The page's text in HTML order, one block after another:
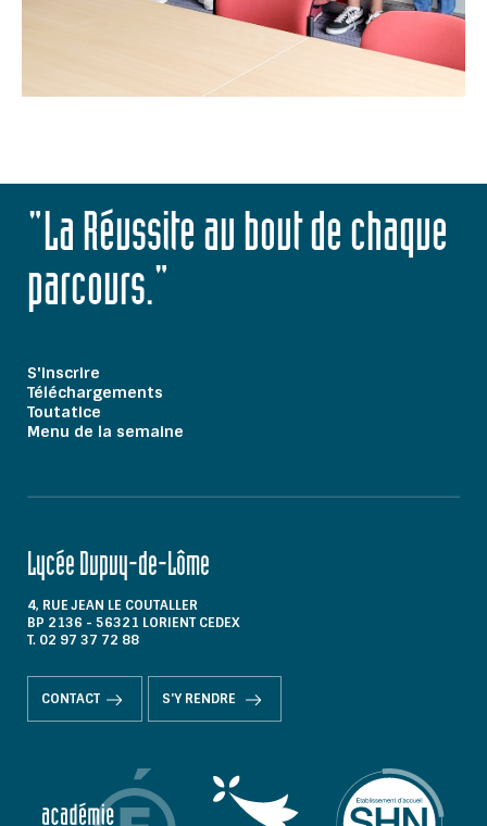
"La Réussite au bout de chaque
parcours."
S'inscrire
Téléchargements
Toutatice
Menu de la semaine
Lycée Dupuy-de-Lôme
4, RUE JEAN LE COUTALLER
BP 2136 - 56321 LORIENT CEDEX
T. 02 97 37 72 88
CONTACT S'Y RENDRE